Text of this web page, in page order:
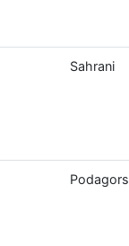
Sahrani